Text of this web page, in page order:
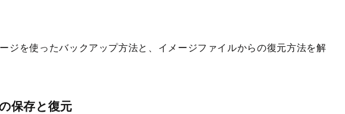
ジを使ったバックアップ方法と、イメージファイルからの復元方法を解
保存と復元